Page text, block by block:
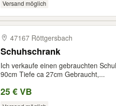
Versand möglich
47167 Röttgersbach
Schuhschrank
Ich verkaufe einen gebrauchten
90cm Tiefe ca 27cm Gebraucht,...
25 € VB